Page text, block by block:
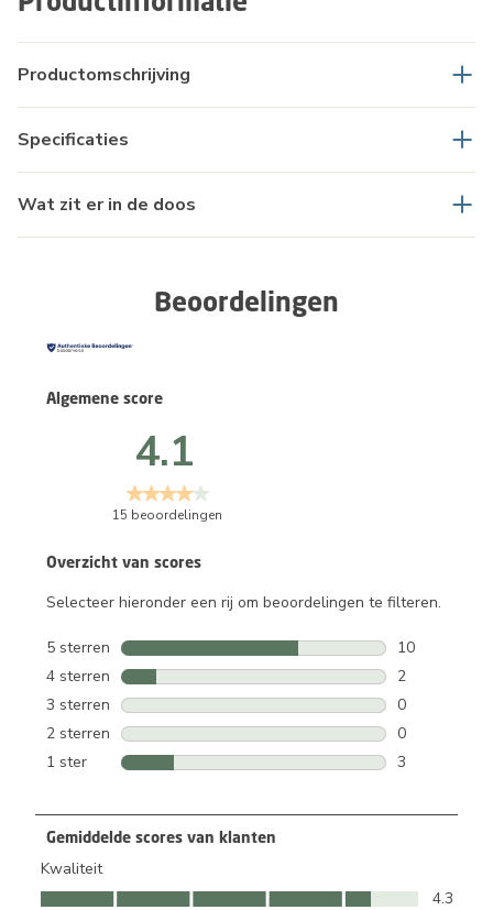
Productomschrijving
Specificaties
Wat zit er in de doos
Beoordelingen
Overzicht van scores
Selecteer hieronder een rij om beoordelingen te filteren.
5 sterren sterren
10
10
4 sterren sterren
2
2
3 sterren sterren
0
0
2 sterren sterren
0
0
1 ster sterren
3
Algemene score
4.1
15 beoordelingen
Gemiddelde scores van klanten
Kwaliteit
Kwaliteit, 4.3 van 5
4.3